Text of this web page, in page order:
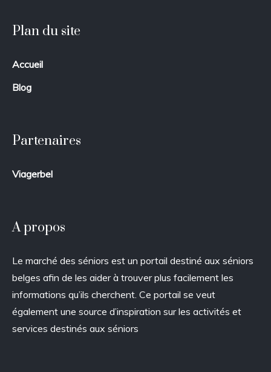
Plan du site
Accueil
Blog
Partenaires
Viagerbel
A propos
Le marché des séniors est un portail destiné aux séniors
belges afin de les aider à trouver plus facilement les
informations qu’ils cherchent. Ce portail se veut
également une source d’inspiration sur les activités et
services destinés aux séniors